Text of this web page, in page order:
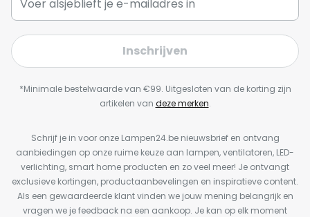
Inschrijven
*Minimale bestelwaarde van €99. Uitgesloten van de korting zijn
artikelen van deze merken.
Schrijf je in voor onze Lampen24.be nieuwsbrief en ontvang
aanbiedingen op onze ruime keuze aan lampen, ventilatoren, LED-
verlichting, smart home producten en zo veel meer! Je ontvangt
exclusieve kortingen, productaanbevelingen en inspiratieve content.
Als een gewaardeerde klant vinden we jouw mening belangrijk en
vragen we je feedback na een aankoop. Je kan op elk moment